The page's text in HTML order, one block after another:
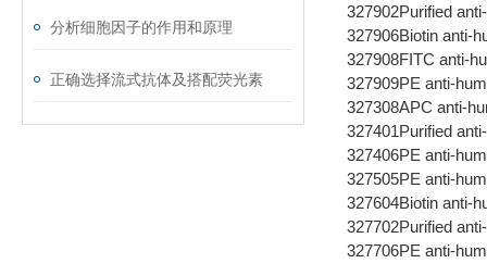
分析细胞因子的作用和原理
正确选择流式抗体及搭配荧光素
327902Purified
327906Biotin anti-
327908FITC anti-
327909PE anti-
327308APC anti-
327401Purified
327406PE anti-
327505PE anti-
327604Biotin anti-
327702Purified
327706PE anti-